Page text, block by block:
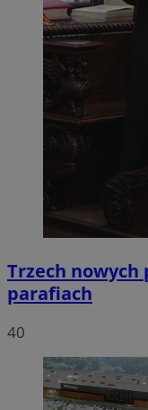
Trzech nowych
parafiach
40